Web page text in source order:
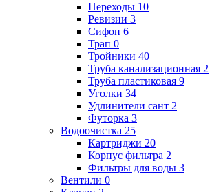
Переходы 10
Ревизии 3
Сифон 6
Трап 0
Тройники 40
Труба канализационная 2
Труба пластиковая 9
Уголки 34
Удлинители сант 2
Футорка 3
Водоочистка 25
Картриджи 20
Корпус фильтра 2
Фильтры для воды 3
Вентили 0